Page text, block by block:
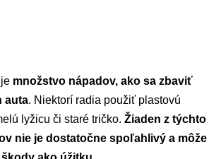
množstvo nápadov, ako sa zbaviť
auta. Niektorí radia použiť plastovú
lyžicu či staré tričko. Žiaden z týchto
nie je dostatočne spoľahlivý a môže